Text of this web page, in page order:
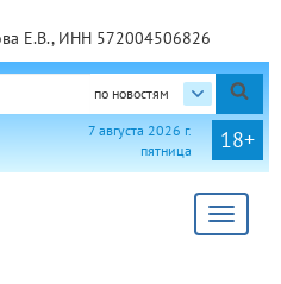
Е.В., ИНН 572004506826
по новостям
18+
7 августа 2026 г.
пятница
Toggle